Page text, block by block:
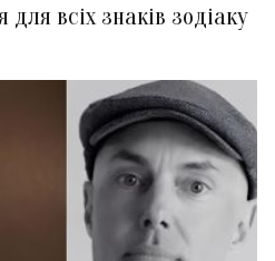
всіх знаків зодіаку